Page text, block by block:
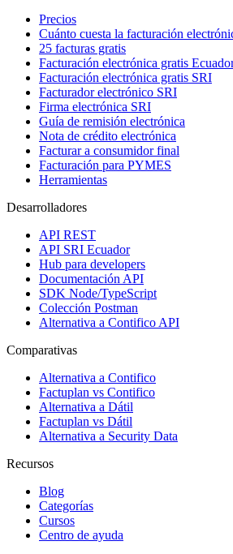
Precios
Cuánto cuesta la facturación
25 facturas gratis
Facturación electrónica gratis
Facturación electrónica gratis SRI
Facturador electrónico SRI
Firma electrónica SRI
Guía de remisión electrónica
Nota de crédito electrónica
Facturar a consumidor final
Facturación para PYMES
Herramientas
Desarrolladores
API REST
API SRI Ecuador
Hub para developers
Documentación API
SDK Node/TypeScript
Colección Postman
Alternativa a Contifico API
Comparativas
Alternativa a Contifico
Factuplan vs Contifico
Alternativa a Dátil
Factuplan vs Dátil
Alternativa a Security Data
Recursos
Blog
Categorías
Cursos
Centro de ayuda